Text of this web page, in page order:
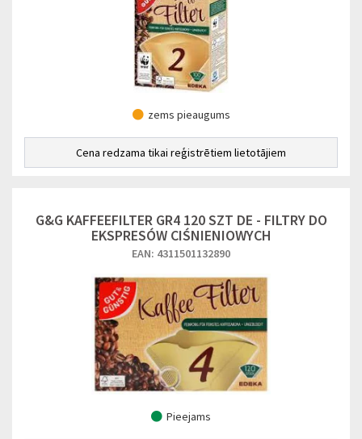
zems pieaugums
Cena redzama tikai reģistrētiem lietotājiem
G&G KAFFEEFILTER GR4 120 SZT DE - FILTRY DO
EKSPRESÓW CIŚNIENIOWYCH
EAN: 4311501132890
Pieejams